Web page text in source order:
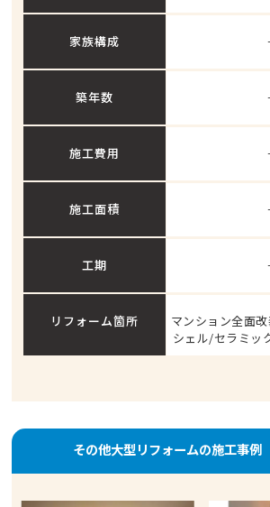
家族構成
築年数
施工費用
施工面積
工期
リフォーム箇所
マンション全面
シェル/セラミッ
その他大型リフォームの施工事例